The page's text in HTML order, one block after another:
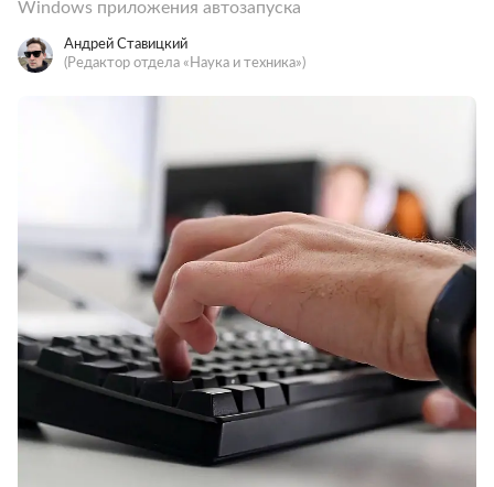
Windows приложения автозапуска
Андрей Ставицкий
(Редактор отдела «Наука и техника»)